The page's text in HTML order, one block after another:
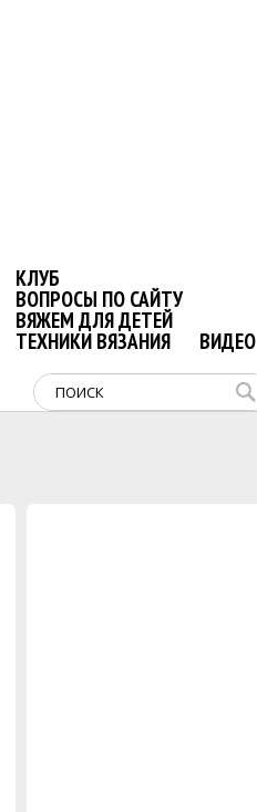
КЛУБ
ВОПРОСЫ ПО САЙТУ
ВЯЖЕМ ДЛЯ ДЕТЕЙ
ТЕХНИКИ ВЯЗАНИЯ ВИДЕО